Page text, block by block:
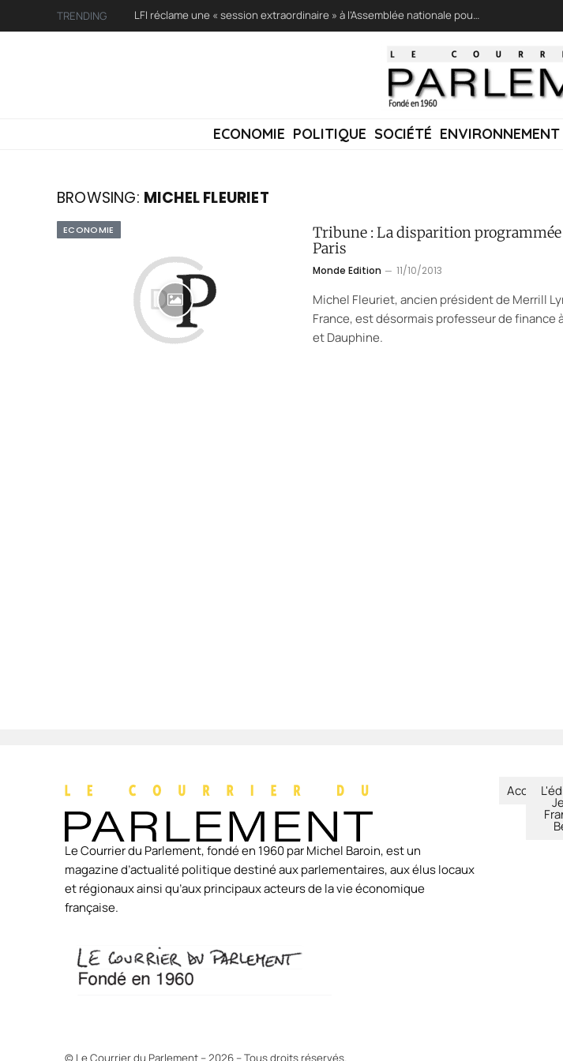
TRENDING LFI réclame une « session extraordinaire » à l’Assemblée nationale pour lutter contre les incendies
ECONOMIE POLITIQUE SOCIÉTÉ ENVIRONNEMENT
BROWSING: MICHEL FLEURIET
ECONOMIE
Tribune : La disparition programmée
Paris
Monde Edition 11/10/2013
Michel Fleuriet, ancien président de Merrill
France, est désormais professeur de finance
et Dauphine.
Le Courrier du Parlement, fondé en 1960 par Michel Baroin, est un
magazine d’actualité politique destiné aux parlementaires, aux élus locaux
et régionaux ainsi qu’aux principaux acteurs de la vie économique
française.
Accueil
© Le Courrier du Parlement – 2026 – Tous droits réservés.